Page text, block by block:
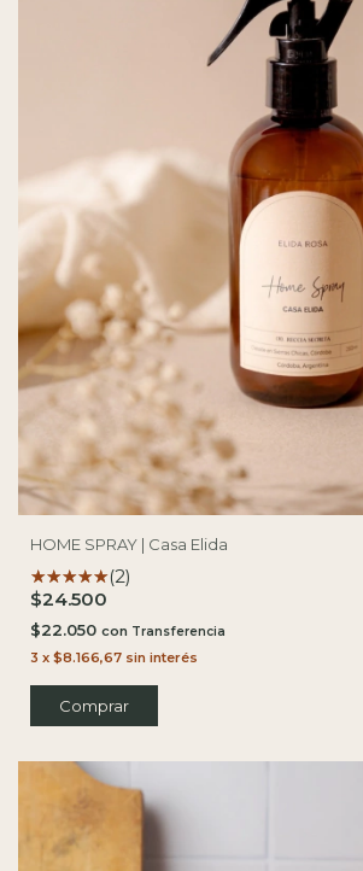
HOME SPRAY | Casa Elida
(2)
$24.500
$22.050 con
3 x $8.166,67 sin interés